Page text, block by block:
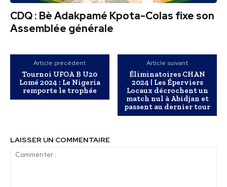
CDQ : Bè Adakpamé Kpota-Colas fixe son
Assemblée générale
Article précédent
Tournoi UFOA B U20
Lomé 2024 : Le Nigeria
remporte le trophée
Article suivant
Éliminatoires CHAN
2024 | Les Éperviers
Locaux décrochent un
match nul à Abidjan et
passent au dernier tour
LAISSER UN COMMENTAIRE